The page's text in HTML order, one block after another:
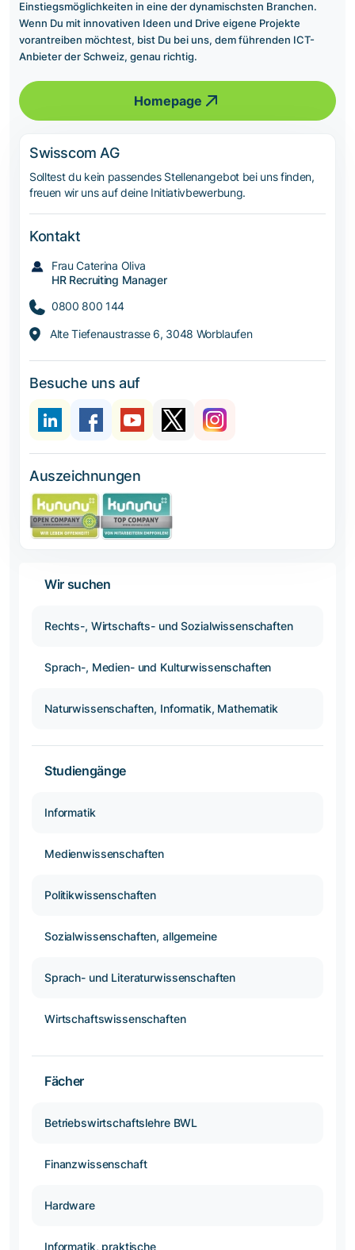
Einstiegsmöglichkeiten in eine der dynamischsten Branchen.
Wenn Du mit innovativen Ideen und Drive eigene Projekte
vorantreiben möchtest, bist Du bei uns, dem führenden ICT-
Anbieter der Schweiz, genau richtig.
Homepage
Swisscom AG
Solltest du kein passendes Stellenangebot bei uns finden,
freuen wir uns auf deine Initiativbewerbung.
Kontakt
Frau Caterina Oliva
HR Recruiting Manager
0800 800 144
Alte Tiefenaustrasse 6, 3048 Worblaufen
Besuche uns auf
Auszeichnungen
Wir suchen
Rechts-, Wirtschafts- und Sozialwissenschaften
Sprach-, Medien- und Kulturwissenschaften
Naturwissenschaften, Informatik, Mathematik
Studiengänge
Informatik
Medienwissenschaften
Politikwissenschaften
Sozialwissenschaften, allgemeine
Sprach- und Literaturwissenschaften
Wirtschaftswissenschaften
Fächer
Betriebswirtschaftslehre BWL
Finanzwissenschaft
Hardware
Informatik, praktische